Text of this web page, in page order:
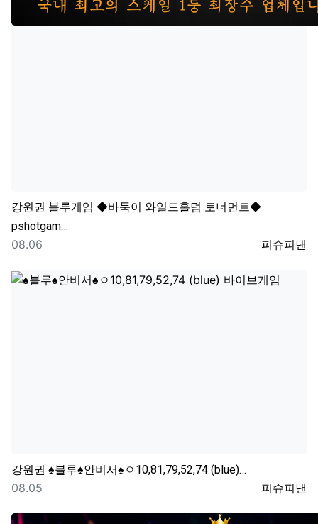
강원권 블루게임 ◆바둑이 와일드홀덤 토너먼트◆
pshotgam…
등록자
피슈피낸
등록일
08.06
강원권 ♠블루♠안비서♠ㅇ10,81,79,52,74 (blue)…
등록자
피슈피낸
등록일
08.05